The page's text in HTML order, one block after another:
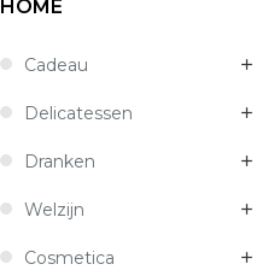
HOME
Cadeau
Delicatessen
Dranken
Welzijn
Cosmetica